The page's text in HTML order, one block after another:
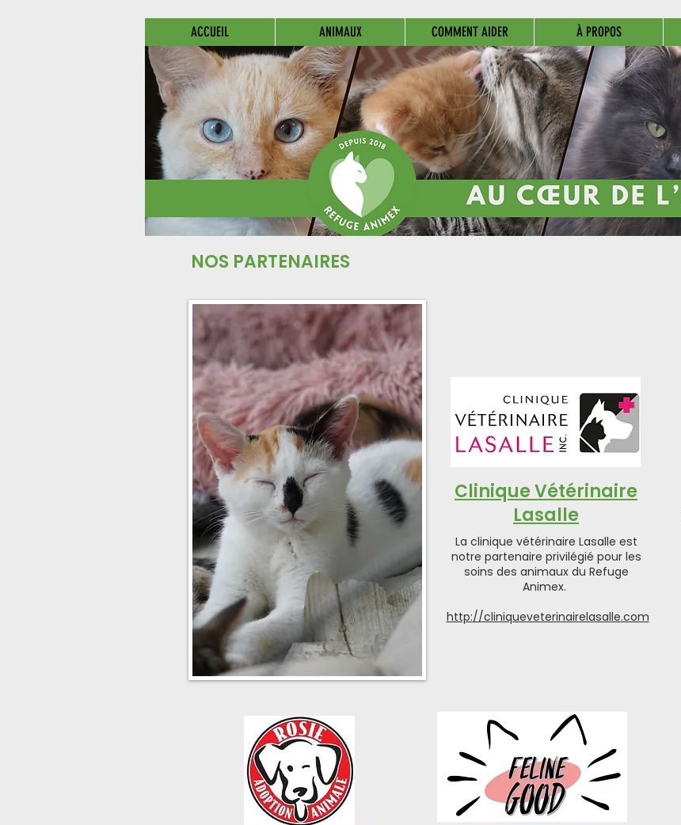
ACCUEIL ANIMAUX COMMENT AIDER À PROPOS
NOS PARTENAIRES
Clinique Vétérinaire
Lasalle
La clinique vétérinaire Lasalle est
notre partenaire privilégié pour les
soins des animaux du Refuge
Animex.
http://cliniqueveterinairelasalle.com